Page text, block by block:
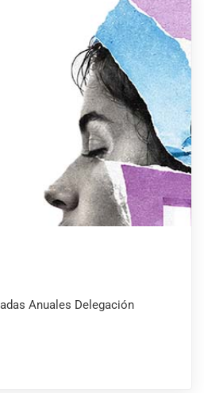
Anuales Delegación